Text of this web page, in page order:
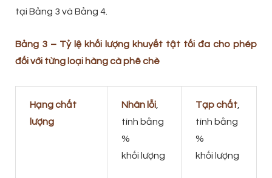
tại Bảng 3 và Bảng 4.
Bảng 3 – Tỷ lệ khối lượng khuyết tật tối đa cho phép
đối với từng loại hàng cà phê chè
Hạng chất
lượng
Nhân lỗi,
tính bằng
%
khối lượng
Tạp chất,
tính bằng
%
khối lượng